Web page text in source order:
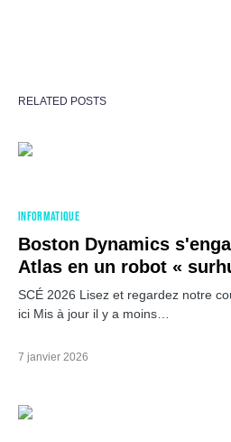
RELATED POSTS
INFORMATIQUE
Boston Dynamics
Atlas en un robot «
SCÉ 2026 Lisez et regardez notre
ici Mis à jour il y a moins…
7 janvier 2026